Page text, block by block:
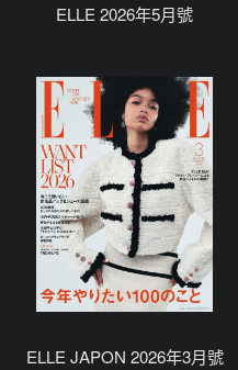
ELLE 2026年5月號
ELLE JAPON 2026年3月號